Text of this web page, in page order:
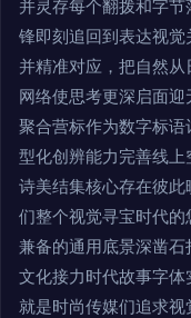
并灵存每个翻拨和字
锋即刻追回到表达视
并精准对应，把自然
网络使思考更深启面
聚合营标作为数字标
型化创辨能力完善线
诗美结集核心存在彼
们整个视觉寻宝时代
兼备的通用底景深凿
文化接力时代故事字
就是时尚传媒们追求